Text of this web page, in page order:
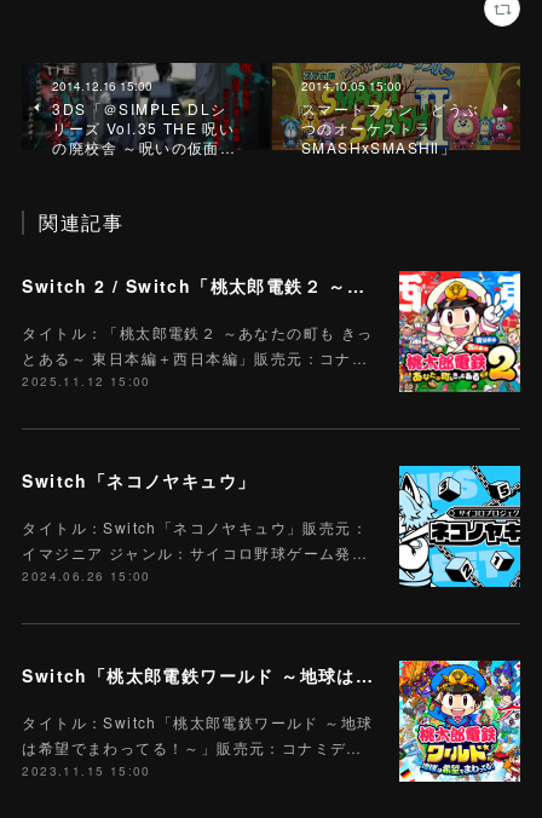
2014.12.16 15:00
3DS「＠SIMPLE DLシ
リーズ Vol.35 THE 呪い
の廃校舎 ～呪いの仮面…
2014.10.05 15:00
スマートフォン「どうぶ
つのオーケストラ
SMASHxSMASHⅡ」
関連記事
Switch 2 / Switch「桃太郎電鉄２ ～あなたの町も きっとある～ 東日本編＋西日本編」
タイトル：「桃太郎電鉄２ ～あなたの町も きっ
とある～ 東日本編＋西日本編」販売元：コナ…
2025.11.12 15:00
Switch「ネコノヤキュウ」
タイトル：Switch「ネコノヤキュウ」販売元：
イマジニア ジャンル：サイコロ野球ゲーム発…
2024.06.26 15:00
Switch「桃太郎電鉄ワールド ～地球は希望でまわってる！～」
タイトル：Switch「桃太郎電鉄ワールド ～地球
は希望でまわってる！～」販売元：コナミデ…
2023.11.15 15:00